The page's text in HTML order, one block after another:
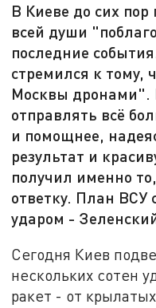
В Киеве до сих пор
всей души
последние
стремился к тому,
Москвы дронами".
отправлять всё
и помощнее,
результат и
получил именно
ответку. План ВСУ
ударом -
Сегодня Киев
нескольких сотен
ракет - от